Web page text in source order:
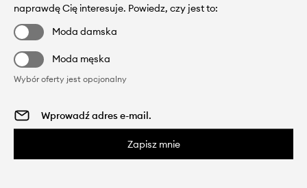
naprawdę Cię interesuje. Powiedz, czy jest to:
Moda damska
Moda męska
Wybór oferty jest opcjonalny
Zapisz mnie